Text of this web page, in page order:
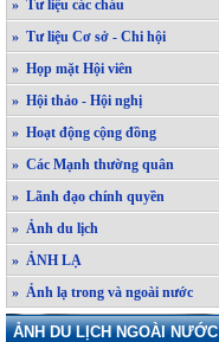
» Tư liệu các cháu
» Tư liệu Cơ sở - Chi hội
» Họp mặt Hội viên
» Hội thảo - Hội nghị
» Hoạt động cộng đồng
» Các Mạnh thường quân
» Lãnh đạo chính quyền
» Ảnh du lịch
» ẢNH LẠ
» Ảnh lạ trong và ngoài nước
ẢNH DU LỊCH NGOÀI NƯỚC